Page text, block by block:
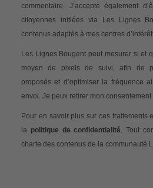
commentaire. J’accepte également
citoyennes initiées via Les Lignes
contenus adaptés à mes centres d’intérêt.
Les Lignes Bougent peut mesurer si et
moyen de pixels de suivi, afin de
proposés et d’optimiser la fréquence
envoi. Je peux retirer mon consentement
Pour en savoir plus sur ces traitements
la politique de confidentialité. Tout
charte des contenus de la communauté